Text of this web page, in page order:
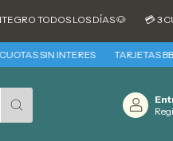
LOS DÍAS 🐶 💳 3 CUOTAS
SIN INTERES TARJETAS BBVA -